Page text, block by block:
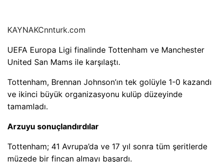
KAYNAKCnnturk.com
UEFA Europa Ligi finalinde Tottenham ve Manchester
United San Mams ile karşılaştı.
Tottenham, Brennan Johnson’ın tek golüyle 1-0 kazandı
ve ikinci büyük organizasyonu kulüp düzeyinde
tamamladı.
Arzuyu sonuçlandırdılar
Tottenham; 41 Avrupa’da ve 17 yıl sonra tüm şeritlerde
müzede bir fincan almayı başardı.